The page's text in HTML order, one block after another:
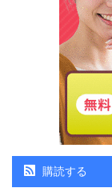
購読する